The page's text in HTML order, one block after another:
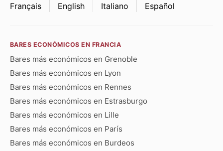
Français English Italiano Español
BARES ECONÓMICOS EN FRANCIA
Bares más económicos en Grenoble
Bares más económicos en Lyon
Bares más económicos en Rennes
Bares más económicos en Estrasburgo
Bares más económicos en Lille
Bares más económicos en París
Bares más económicos en Burdeos